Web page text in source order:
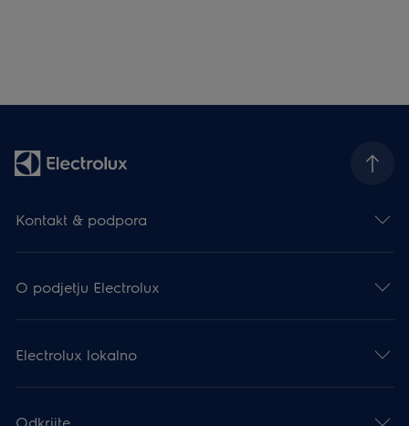
Kontakt & podpora
O podjetju Electrolux
Electrolux lokalno
Odkrijte